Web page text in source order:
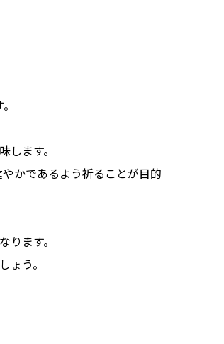
します。
かであるよう祈ることが目的
ります。
ょう。